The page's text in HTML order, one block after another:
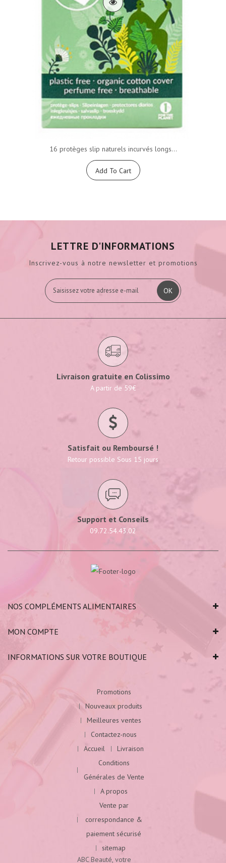
16 protèges slip naturels incurvés longs...
Add To Cart
LETTRE D'INFORMATIONS
Inscrivez-vous à notre newsletter et promotions
OK
Livraison gratuite en Colissimo
A partir de 59€
Satisfait ou Remboursé !
Retour possible Sous 15 jours
Support et Conseils
09.72.54.43.02
NOS COMPLÉMENTS ALIMENTAIRES
MON COMPTE
INFORMATIONS SUR VOTRE BOUTIQUE
Promotions
Nouveaux produits
Meilleures ventes
Contactez-nous
Accueil
Livraison
Conditions
Générales de Vente
A propos
Vente par
correspondance &
paiement sécurisé
sitemap
ABC Beauté, votre